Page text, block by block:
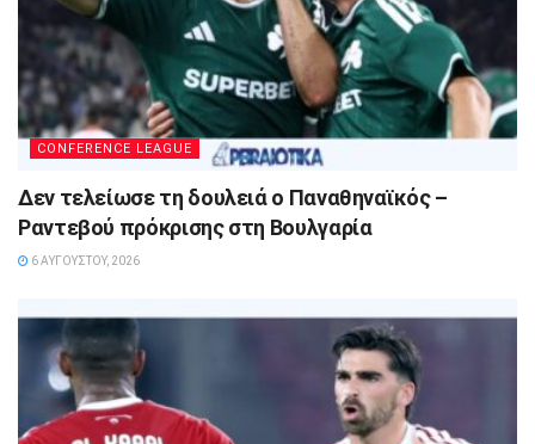
CONFERENCE LEAGUE
Δεν τελείωσε τη δουλειά ο Παναθηναϊκός –
Ραντεβού πρόκρισης στη Βουλγαρία
6 ΑΥΓΟΎΣΤΟΥ, 2026